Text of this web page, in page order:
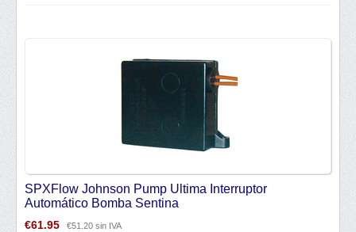
SPXFlow Johnson Pump Ultima Interruptor
Automático Bomba Sentina
€61.95 €51.20 sin IVA